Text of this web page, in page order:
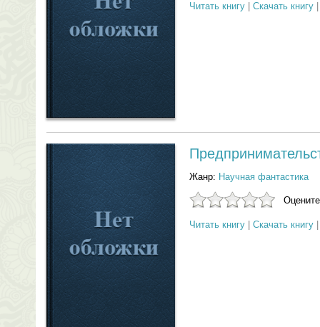
Читать книгу Скачать книгу
Жанр: Научная фантастика
Читать книгу Скачать книгу